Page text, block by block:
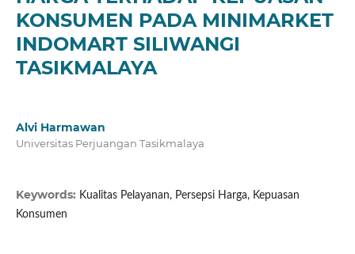
KONSUMEN PADA MINIMARKET
INDOMART SILIWANGI
TASIKMALAYA
Alvi Harmawan
Universitas Perjuangan Tasikmalaya
Keywords: Kualitas Pelayanan, Persepsi Harga, Kepuasan
Konsumen